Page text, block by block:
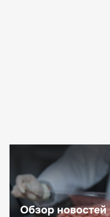
Обзор новостей